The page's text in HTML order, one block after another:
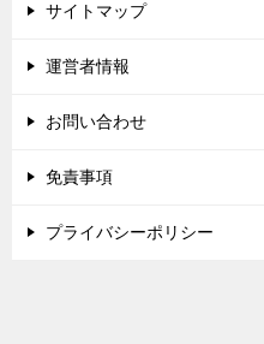
サイトマップ
運営者情報
お問い合わせ
免責事項
プライバシーポリシー